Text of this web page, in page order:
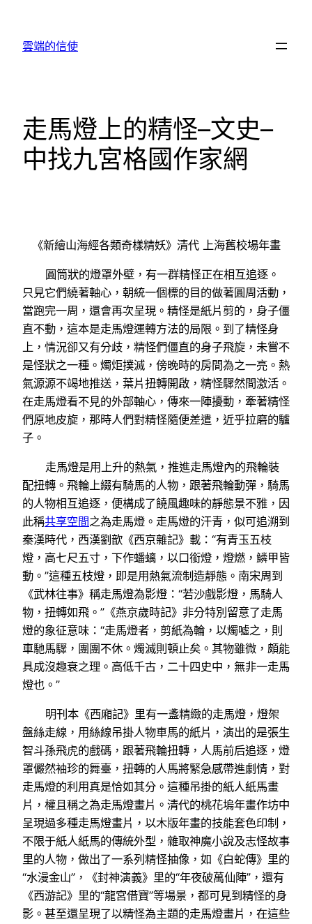
雲端的信使
走馬燈上的精怪–文史–
中找九宮格國作家網
《新繪山海經各類奇樣精妖》清代 上海舊校場年畫
圓筒狀的燈罩外壁，有一群精怪正在相互追逐。
只見它們繞著軸心，朝統一個標的目的做著圓周活動，
當跑完一周，還會再次呈現。精怪是紙片剪的，身子僵
直不動，這本是走馬燈運轉方法的局限。到了精怪身
上，情況卻又有分歧，精怪們僵直的身子飛旋，未嘗不
是怪狀之一種。燭炬撲滅，傍晚時的房間為之一亮。熱
氣源源不竭地推送，葉片扭轉開啟，精怪驟然間激活。
在走馬燈看不見的外部軸心，傳來一陣擾動，牽著精怪
們原地皮旋，那時人們對精怪隨便差遣，近乎拉磨的驢
子。
走馬燈是用上升的熱氣，推進走馬燈內的飛輪裝
配扭轉。飛輪上綴有騎馬的人物，跟著飛輪動彈，騎馬
的人物相互追逐，便構成了饒風趣味的靜態景不雅，因
此稱共享空間之為走馬燈。走馬燈的汗青，似可追溯到
秦漢時代，西漢劉歆《西京雜記》載：“有青玉五枝
燈，高七尺五寸，下作蟠螭，以口銜燈，燈燃，鱗甲皆
動。”這種五枝燈，即是用熱氣流制造靜態。南宋周到
《武林往事》稱走馬燈為影燈：“若沙戲影燈，馬騎人
物，扭轉如飛。”《燕京歲時記》非分特別留意了走馬
燈的象征意味：“走馬燈者，剪紙為輪，以燭噓之，則
車馳馬驟，團團不休。燭滅則頓止矣。其物雖微，頗能
具成沒趣衰之理。高低千古，二十四史中，無非一走馬
燈也。”
明刊本《西廂記》里有一盞精緻的走馬燈，燈架
盤絲走線，用絲線吊掛人物車馬的紙片，演出的是張生
智斗孫飛虎的戲碼，跟著飛輪扭轉，人馬前后追逐，燈
罩儼然袖珍的舞臺，扭轉的人馬將緊急感帶進劇情，對
走馬燈的利用真是恰如其分。這種吊掛的紙人紙馬畫
片，權且稱之為走馬燈畫片。清代的桃花塢年畫作坊中
呈現過多種走馬燈畫片，以木版年畫的技能套色印制，
不限于紙人紙馬的傳統外型，雜取神魔小說及志怪故事
里的人物，做出了一系列精怪抽像，如《白蛇傳》里的
“水漫金山”，《封神演義》里的“年夜破萬仙陣”，還有
《西游記》里的“龍宮借寶”等場景，都可見到精怪的身
影。甚至還呈現了以精怪為主題的走馬燈畫片，在這些